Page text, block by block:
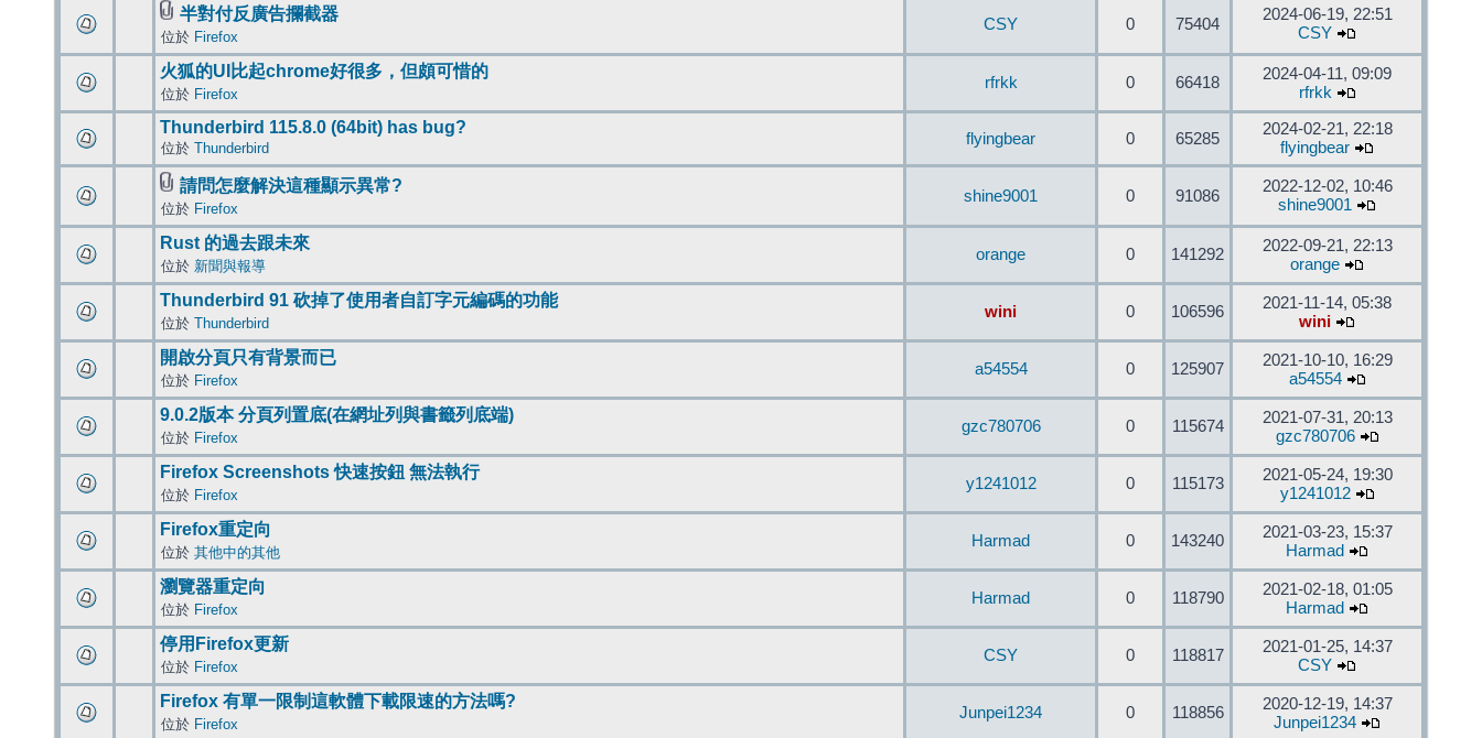
半對付反廣告攔截器
位於 Firefox
CSY 0 75404
2024-06-19, 22:51
CSY
火狐的UI比起chrome好很多，但頗可惜的
位於 Firefox
rfrkk 0 66418
2024-04-11, 09:09
rfrkk
Thunderbird 115.8.0 (64bit) has bug?
位於 Thunderbird
flyingbear 0 65285
2024-02-21, 22:18
flyingbear
請問怎麼解決這種顯示異常?
位於 Firefox
shine9001 0 91086
2022-12-02, 10:46
shine9001
Rust 的過去跟未來
位於 新聞與報導
orange 0 141292
2022-09-21, 22:13
orange
Thunderbird 91 砍掉了使用者自訂字元編碼的功能
位於 Thunderbird
wini 0 106596
2021-11-14, 05:38
wini
開啟分頁只有背景而已
位於 Firefox
a54554 0 125907
2021-10-10, 16:29
a54554
9.0.2版本 分頁列置底(在網址列與書籤列底端)
位於 Firefox
gzc780706 0 115674
2021-07-31, 20:13
gzc780706
Firefox Screenshots 快速按鈕 無法執行
位於 Firefox
y1241012 0 115173
2021-05-24, 19:30
y1241012
Firefox重定向
位於 其他中的其他
Harmad 0 143240
2021-03-23, 15:37
Harmad
瀏覽器重定向
位於 Firefox
Harmad 0 118790
2021-02-18, 01:05
Harmad
停用Firefox更新
位於 Firefox
CSY 0 118817
2021-01-25, 14:37
CSY
Firefox 有單一限制這軟體下載限速的方法嗎?
位於 Firefox
Junpei1234 0 118856
2020-12-19, 14:37
Junpei1234